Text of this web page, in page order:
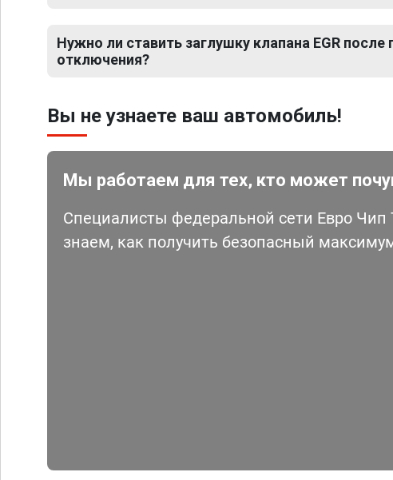
Нужно ли ставить заглушку клапана EGR после
отключения?
Вы не узнаете ваш автомобиль!
Мы работаем для тех, кто может
Специалисты федеральной сети Евро
знаем, как получить безопасный